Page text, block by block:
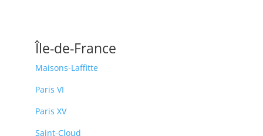
Île-de-France
Maisons-Laffitte
Paris VI
Paris XV
Saint-Cloud